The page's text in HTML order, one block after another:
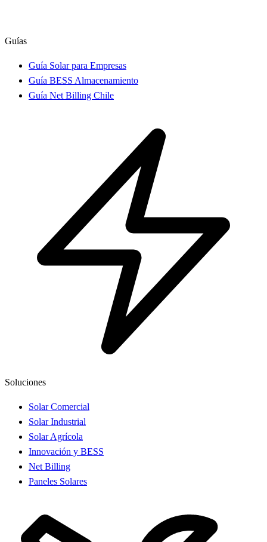
Guías
Guía Solar para Empresas
Guía BESS Almacenamiento
Guía Net Billing Chile
Soluciones
Solar Comercial
Solar Industrial
Solar Agrícola
Innovación y BESS
Net Billing
Paneles Solares